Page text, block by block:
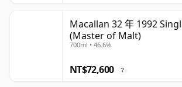
Macallan 32 年 1992
(Master of Malt)
700ml • 46.6%
NT$72,600 ?